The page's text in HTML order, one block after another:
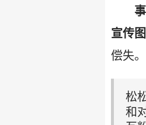
宣传
偿失。
松
和